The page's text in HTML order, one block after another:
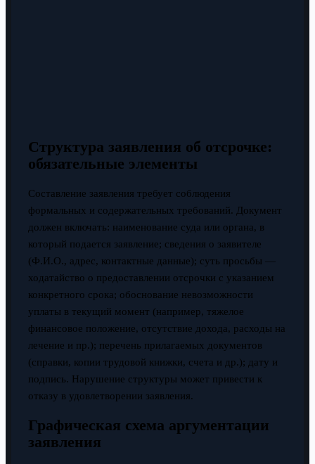
Структура заявления об отсрочке:
обязательные элементы
Составление заявления требует соблюдения
формальных и содержательных требований. Документ
должен включать: наименование суда или органа, в
который подается заявление; сведения о заявителе
(Ф.И.О., адрес, контактные данные); суть просьбы —
ходатайство о предоставлении отсрочки с указанием
конкретного срока; обоснование невозможности
уплаты в текущий момент (например, тяжелое
финансовое положение, отсутствие дохода, расходы на
лечение и пр.); перечень прилагаемых документов
(справки, копии трудовой книжки, счета и др.); дату и
подпись. Нарушение структуры может привести к
отказу в удовлетворении заявления.
Графическая схема аргументации
заявления